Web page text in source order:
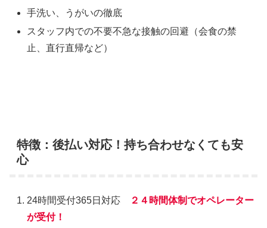
手洗い、うがいの徹底
スタッフ内での不要不急な接触の回避（会食の禁
止、直行直帰など）
特徴：後払い対応！持ち合わせなくても安
心
24時間受付365日対応
２４時間体制でオペレーター
が受付！